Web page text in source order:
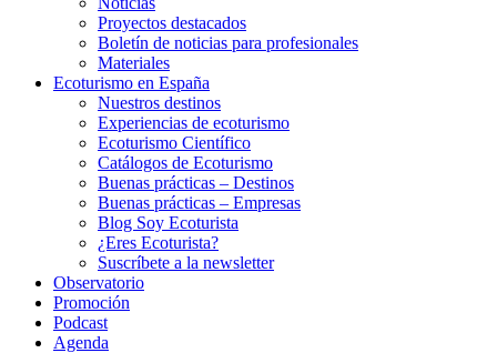
Proyectos destacados
Boletín de noticias para profesionales
Materiales
Ecoturismo en España
Nuestros destinos
Experiencias de ecoturismo
Ecoturismo Científico
Catálogos de Ecoturismo
Buenas prácticas – Destinos
Buenas prácticas – Empresas
Blog Soy Ecoturista
¿Eres Ecoturista?
Suscríbete a la newsletter
Observatorio
Promoción
Podcast
Agenda